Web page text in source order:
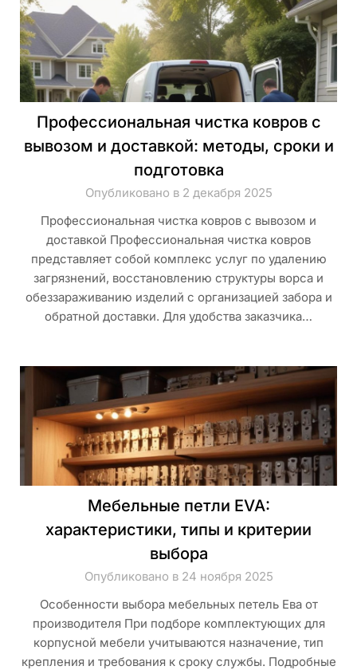
Профессиональная чистка ковров с
вывозом и доставкой: методы, сроки и
подготовка
Опубликовано в 2 декабря 2025
Профессиональная чистка ковров с вывозом и
доставкой Профессиональная чистка ковров
представляет собой комплекс услуг по удалению
загрязнений, восстановлению структуры ворса и
обеззараживанию изделий с организацией забора и
обратной доставки. Для удобства заказчика…
Мебельные петли EVA:
характеристики, типы и критерии
выбора
Опубликовано в 24 ноября 2025
Особенности выбора мебельных петель Ева от
производителя При подборе комплектующих для
корпусной мебели учитываются назначение, тип
крепления и требования к сроку службы. Подробные